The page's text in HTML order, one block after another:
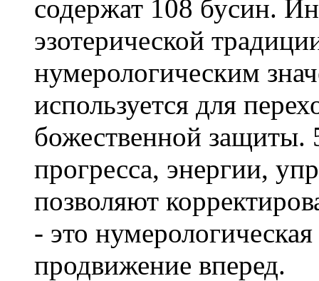
содержат 108 бусин.
эзотерической
нумерологическим
используется для
божественной защиты.
прогресса, энергии,
позволяют
- это
продвижение вперед.